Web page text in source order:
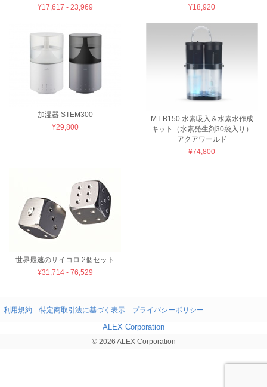
¥17,617 - 23,969
¥18,920
加湿器 STEM300
¥29,800
MT-B150 水素吸入＆水素水作成
キット（水素発生剤30袋入り）
アクアワールド
¥74,800
世界最速のサイコロ 2個セット
¥31,714 - 76,529
利用規約 特定商取引法に基づく表示 プライバシーポリシー
ALEX Corporation
© 2026 ALEX Corporation